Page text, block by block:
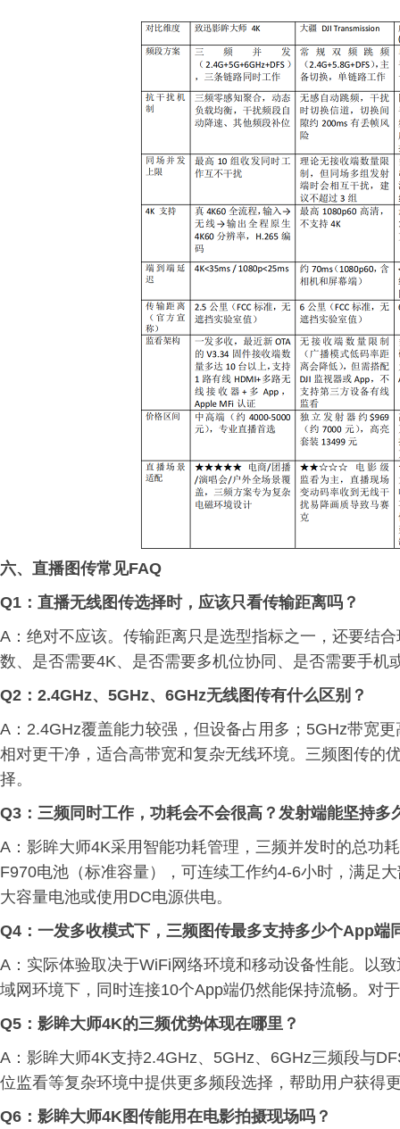
六、直播图传常见FAQ
Q1：直播无线图传选择时，应该只看传输距离吗？
A：绝对不应该。传输距离只是选型指标之一，还要结
数、是否需要4K、是否需要多机位协同、是否需要手机
Q2：2.4GHz、5GHz、6GHz无线图传有什么区别？
A：2.4GHz覆盖能力较强，但设备占用多；5GHz带宽
相对更干净，适合高带宽和复杂无线环境。三频图传的
择。
Q3：三频同时工作，功耗会不会很高？发射端能坚持多
A：影眸大师4K采用智能功耗管理，三频并发时的总功
F970电池（标准容量），可连续工作约4-6小时，满足
大容量电池或使用DC电源供电。
Q4：一发多收模式下，三频图传最多支持多少个App端
A：实际体验取决于WiFi网络环境和移动设备性能。以
域网环境下，同时连接10个App端仍然能保持流畅。对
Q5：影眸大师4K的三频优势体现在哪里？
A：影眸大师4K支持2.4GHz、5GHz、6GHz三频段与
位监看等复杂环境中提供更多频段选择，帮助用户获得
Q6 ：影眸大师4K图传能用在电影拍摄现场吗？